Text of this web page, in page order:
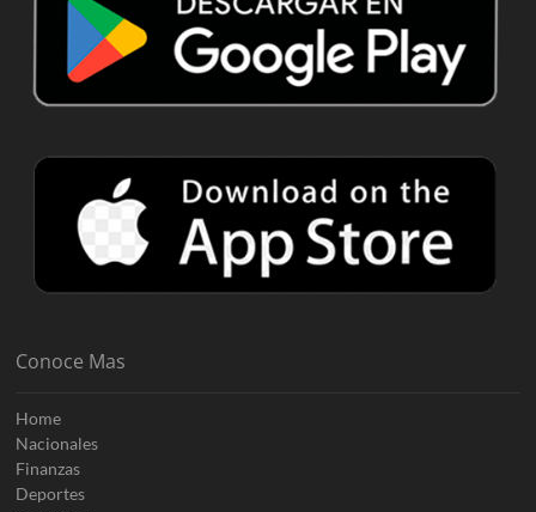
Conoce Mas
Home
Nacionales
Finanzas
Deportes